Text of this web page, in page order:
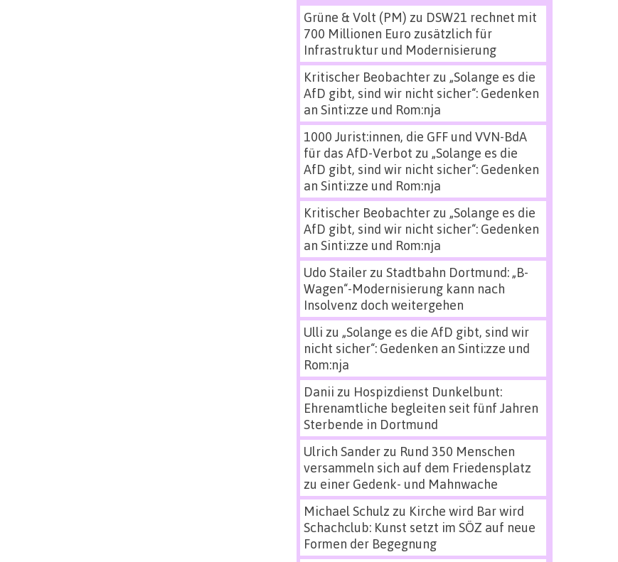
Grüne & Volt (PM) zu DSW21 rechnet mit
700 Millionen Euro zusätzlich für
Infrastruktur und Modernisierung
Kritischer Beobachterzu „Solange es die
AfD gibt, sind wir nicht sicher“: Gedenken
an Sinti:zze und Rom:nja
1000 Jurist:innen, die GFF und VVN-BdA
für das AfD-Verbot zu „Solange es die
AfD gibt, sind wir nicht sicher“: Gedenken
an Sinti:zze und Rom:nja
Kritischer Beobachterzu „Solange es die
AfD gibt, sind wir nicht sicher“: Gedenken
an Sinti:zze und Rom:nja
Udo Stailerzu Stadtbahn Dortmund: „B-
Wagen“-Modernisierung kann nach
Insolvenz doch weitergehen
Ulli zu „Solange es die AfD gibt, sind wir
nicht sicher“: Gedenken an Sinti:zze und
Rom:nja
Danii zu Hospizdienst Dunkelbunt:
Ehrenamtliche begleiten seit fünf Jahren
Sterbende in Dortmund
Ulrich Sanderzu Rund 350 Menschen
versammeln sich auf dem Friedensplatz
zu einer Gedenk- und Mahnwache
Michael Schulz zu Kirche wird Bar wird
Schachclub: Kunst setzt im SÖZ auf neue
Formen der Begegnung